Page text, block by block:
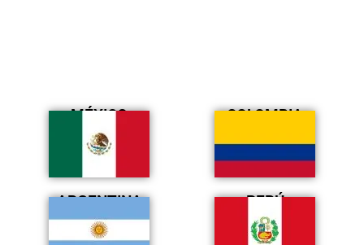
MÉXICO COLOMBIA
ARGENTINA PERÚ